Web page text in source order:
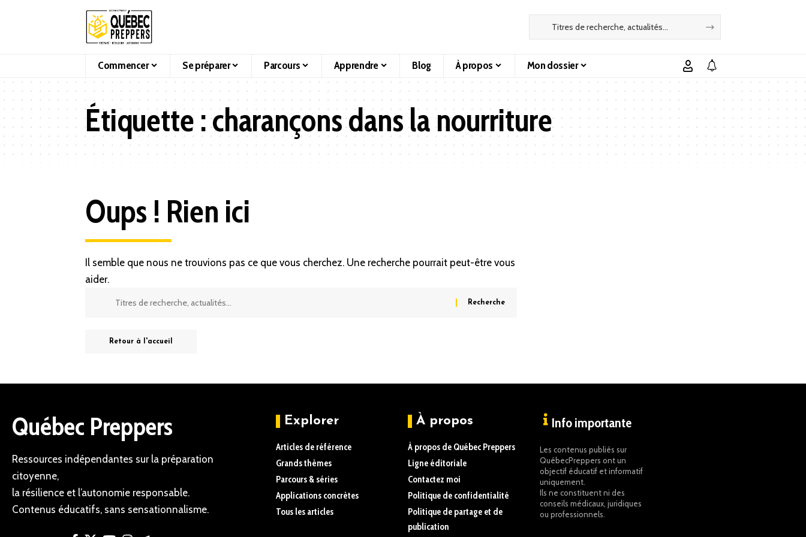
Commencer Se préparer Parcours Apprendre Blog À propos Mon dossier
Étiquette :charançons dans la nourriture
Oups ! Rien ici
Il semble que nous ne trouvions pas ce que vous cherchez. Une recherche pourrait peut-être vous
aider.
Retour à l'accueil
Québec Preppers
Ressources indépendantes sur la préparation
citoyenne,
la résilience et l’autonomie responsable.
Contenus éducatifs, sans sensationnalisme.
Explorer
Articles de référence
Grands thèmes
Parcours & séries
Applications concrètes
Tous les articles
À propos
À propos de Québec Preppers
Ligne éditoriale
Contactez moi
Politique de confidentialité
Politique de partage et de
publication
Info importante
Les contenus publiés sur
QuébecPreppers ont un
objectif éducatif et informatif
uniquement.
Ils ne constituent ni des
conseils médicaux, juridiques
ou professionnels.